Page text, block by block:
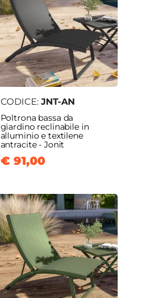
CODICE: JNT-AN
Poltrona bassa da
giardino reclinabile in
alluminio e textilene
antracite - Jonit
€ 91,00